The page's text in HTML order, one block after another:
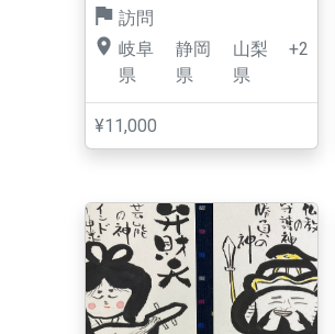
訪問
岐阜
県
静岡
県
山梨
県
+2
¥11,000